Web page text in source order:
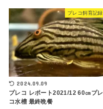
プレコ飼育記録
2024.09.09
プレコ レポート2021/12 60㎝プレ
コ水槽 最終晩餐